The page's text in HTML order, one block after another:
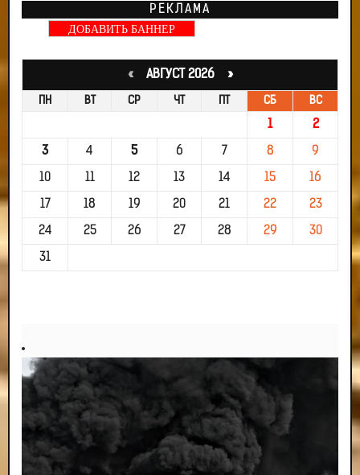
РЕКЛАМА
ДОБАВИТЬ БАННЕР
«АВГУСТ 2026 »
ПН ВТ СР ЧТ ПТ СБ ВС
1 2
3 4 5 6 7 8 9
10 11 12 13 14 15 16
17 18 19 20 21 22 23
24 25 26 27 28 29 30
31